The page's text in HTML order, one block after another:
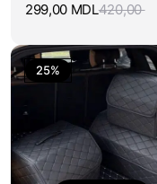
420,00
299,00 MDL
25%